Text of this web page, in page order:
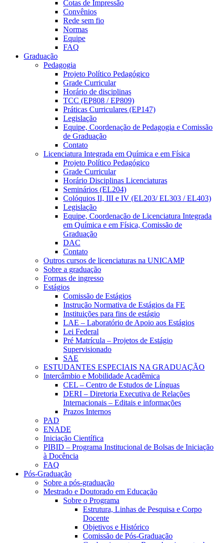
Cotas de Impressão
Convênios
Rede sem fio
Normas
Equipe
FAQ
Graduação
Pedagogia
Projeto Político Pedagógico
Grade Curricular
Horário de disciplinas
TCC (EP808 / EP809)
Práticas Curriculares (EP147)
Legislação
Equipe, Coordenação de Pedagogia e Comissão
de Graduação
Contato
Licenciatura Integrada em Química e em Física
Projeto Político Pedagógico
Grade Curricular
Horário Disciplinas Licenciaturas
Seminários (EL204)
Colóquios II, III e IV (EL203/ EL303 / EL403)
Legislação
Equipe, Coordenação de Licenciatura Integrada
em Química e em Física, Comissão de
Graduação
DAC
Contato
Outros cursos de licenciaturas na UNICAMP
Sobre a graduação
Formas de ingresso
Estágios
Comissão de Estágios
Instrução Normativa de Estágios da FE
Instituições para fins de estágio
LAE – Laboratório de Apoio aos Estágios
Lei Federal
Pré Matrícula – Projetos de Estágio
Supervisionado
SAE
ESTUDANTES ESPECIAIS NA GRADUAÇÃO
Intercâmbio e Mobilidade Acadêmica
CEL – Centro de Estudos de Línguas
DERI – Diretoria Executiva de Relações
Internacionais – Editais e informações
Prazos Internos
PAD
ENADE
Iniciação Científica
PIBID – Programa Institucional de Bolsas de Iniciação
à Docência
FAQ
Pós-Graduação
Sobre a pós-graduação
Mestrado e Doutorado em Educação
Sobre o Programa
Estrutura, Linhas de Pesquisa e Corpo
Docente
Objetivos e Histórico
Comissão de Pós-Graduação